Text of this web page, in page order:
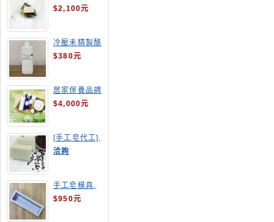
$2,100元
冷壓未精製酪
梨油
$380元
居家保養品調
配班
$4,000元
[手工皂代工],
酒粕皂
洽詢
手工皂模具,
長方形吐司模
$950元